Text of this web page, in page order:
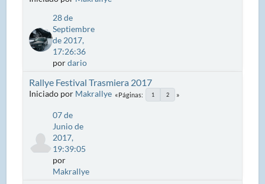
28 de
Septiembre
de 2017,
17:26:36
pordario
Rallye Festival Trasmiera 2017
Iniciado por Makrallye Páginas 1 2
07 de
Junio de
2017,
19:39:05
por
Makrallye